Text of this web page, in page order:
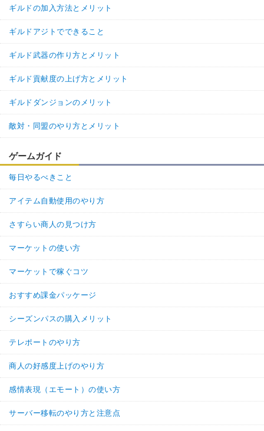
ギルドの加入方法とメリット
ギルドアジトでできること
ギルド武器の作り方とメリット
ギルド貢献度の上げ方とメリット
ギルドダンジョンのメリット
敵対・同盟のやり方とメリット
ゲームガイド
毎日やるべきこと
アイテム自動使用のやり方
さすらい商人の見つけ方
マーケットの使い方
マーケットで稼ぐコツ
おすすめ課金パッケージ
シーズンパスの購入メリット
テレポートのやり方
商人の好感度上げのやり方
感情表現（エモート）の使い方
サーバー移転のやり方と注意点